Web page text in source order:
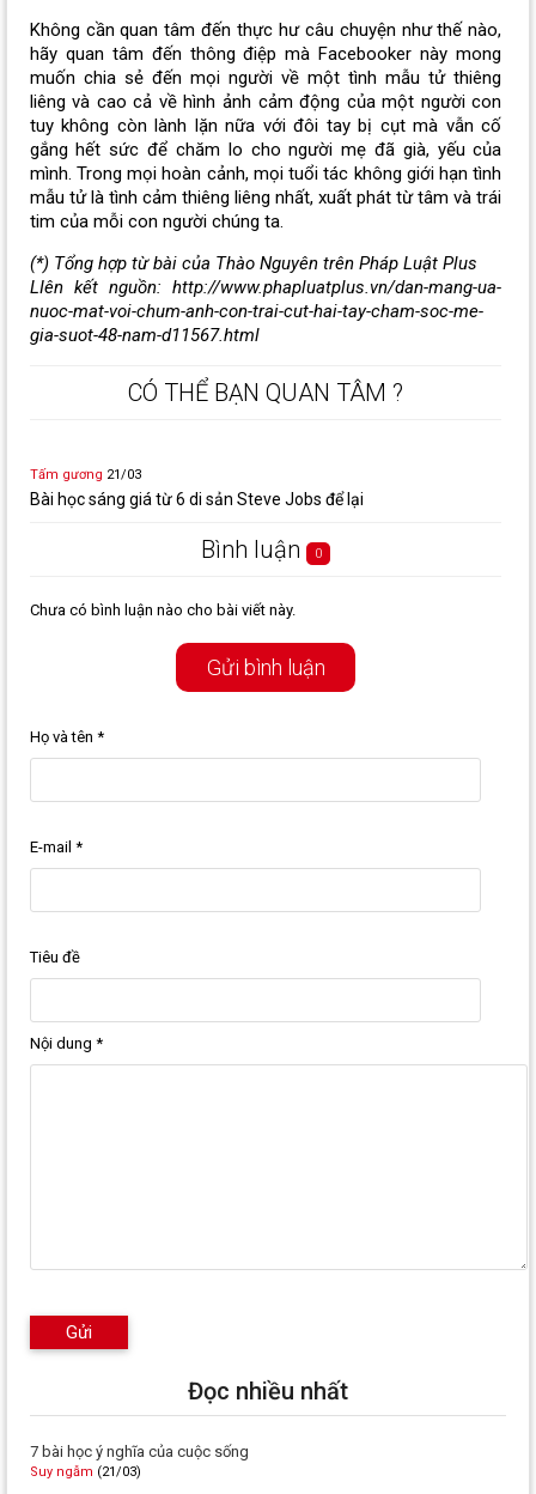
Không cần quan tâm đến thực hư câu chuyện như thế nào,
hãy quan tâm đến thông điệp mà Facebooker này mong
muốn chia sẻ đến mọi người về một tình mẫu tử thiêng
liêng và cao cả về hình ảnh cảm động của một người con
tuy không còn lành lặn nữa với đôi tay bị cụt mà vẫn cố
gắng hết sức để chăm lo cho người mẹ đã già, yếu của
mình. Trong mọi hoàn cảnh, mọi tuổi tác không giới hạn tình
mẫu tử là tình cảm thiêng liêng nhất, xuất phát từ tâm và trái
tim của mỗi con người chúng ta.
(*) Tổng hợp từ bài của Thào Nguyên trên Pháp Luật Plus
LIên kết nguồn: http://www.phapluatplus.vn/dan-mang-ua-
nuoc-mat-voi-chum-anh-con-trai-cut-hai-tay-cham-soc-me-
gia-suot-48-nam-d11567.html
CÓ THỂ BẠN QUAN TÂM ?
Tấm gương 21/03
Bài học sáng giá từ 6 di sản Steve Jobs để lại
Bình luận 0
Chưa có bình luận nào cho bài viết này.
Gửi bình luận
Họ và tên *
E-mail *
Tiêu đề
Nội dung *
Gửi
Đọc nhiều nhất
7 bài học ý nghĩa của cuộc sống
Suy ngẫm (21/03)